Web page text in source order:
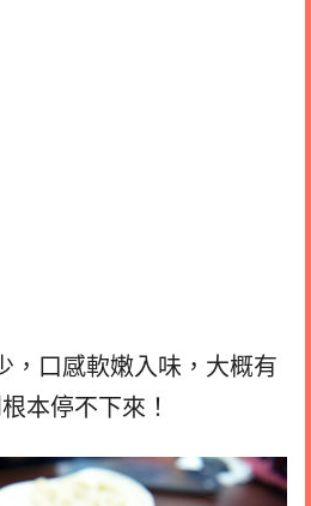
，口感軟嫩入味，大概有
本停不下來！